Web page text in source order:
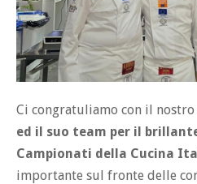
Ci congratuliamo con il nostro
ed il suo team per il
Campionati della Cucina
importante sul fronte delle